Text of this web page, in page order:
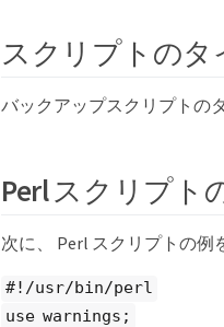
スクリプトのタ
バックアップスクリプトの
Perl スクリプト
次に、 Perl スクリプトの例
#!/usr/bin/perl
use warnings;